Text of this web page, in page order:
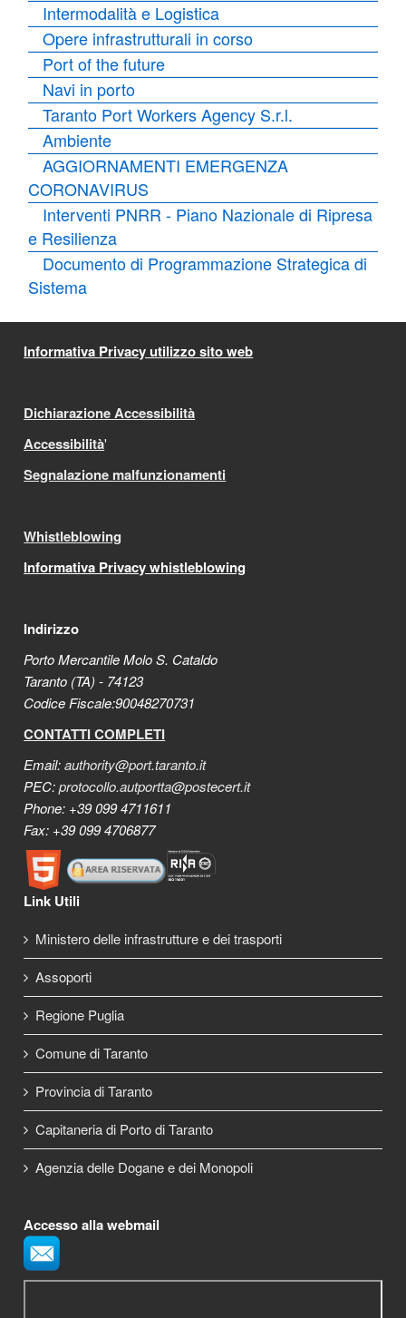
Intermodalità e Logistica
Opere infrastrutturali in corso
Port of the future
Navi in porto
Taranto Port Workers Agency S.r.l.
Ambiente
AGGIORNAMENTI EMERGENZA
CORONAVIRUS
Interventi PNRR - Piano Nazionale di Ripresa
e Resilienza
Documento di Programmazione Strategica di
Sistema
Informativa Privacy utilizzo sito web
Dichiarazione Accessibilità
Accessibilità'
Segnalazione malfunzionamenti
Whistleblowing
Informativa Privacy whistleblowing
Indirizzo
Porto Mercantile Molo S. Cataldo
Taranto (TA) - 74123
Codice Fiscale:90048270731
CONTATTI COMPLETI
Email:authority@port.taranto.it
PEC:protocollo.autportta@postecert.it
Phone: +39 099 4711611
Fax: +39 099 4706877
Link Utili
Ministero delle infrastrutture e dei trasporti
Assoporti
Regione Puglia
Comune di Taranto
Provincia di Taranto
Capitaneria di Porto di Taranto
Agenzia delle Dogane e dei Monopoli
Accesso alla webmail